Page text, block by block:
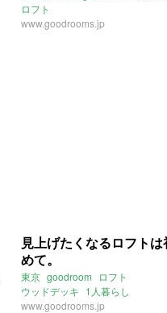
ロフト
www.goodrooms.jp
見上げたくなるロフトは
めて。
東京 goodroom
ロフト
ウッドデッキ 1人暮らし
www.goodrooms.jp